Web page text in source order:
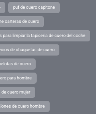
puf de cuero capitone
carteras de cuero
para limpiar la tapiceria de cuero del coche
de chaquetas de cuero
de cuero
para hombre
de cuero mujer
de cuero hombre